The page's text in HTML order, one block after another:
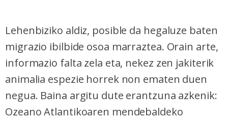
Lehenbiziko aldiz, posible da hegaluze baten
migrazio ibilbide osoa marraztea. Orain arte,
informazio falta zela eta, nekez zen jakiterik
animalia espezie horrek non ematen duen
negua. Baina argitu dute erantzuna azkenik:
Ozeano Atlantikoaren mendebaldeko